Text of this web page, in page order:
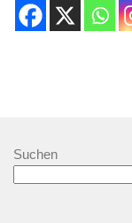
Suchen